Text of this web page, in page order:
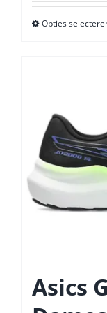
Opties
Asics